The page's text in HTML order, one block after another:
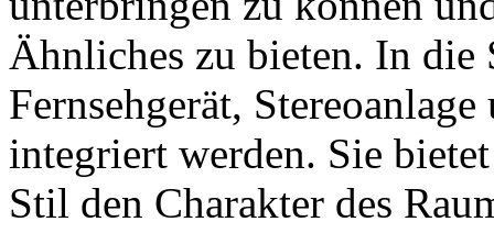
Ähnliches zu bieten. In die
Fernsehgerät,
integriert werden. Sie
Stil den Charakter des